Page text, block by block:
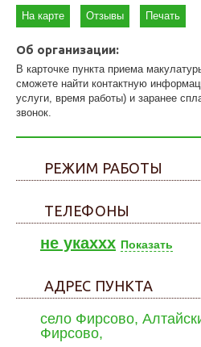
На карте Отзывы Печать
Об организации:
В карточке пункта приема
сможете найти контактную
услуги, время работы) и заранее
звонок.
РЕЖИМ РАБОТЫ
ТЕЛЕФОНЫ
не укаxxx Показать
АДРЕС ПУНКТА
село Фирсово,
Фирсово,